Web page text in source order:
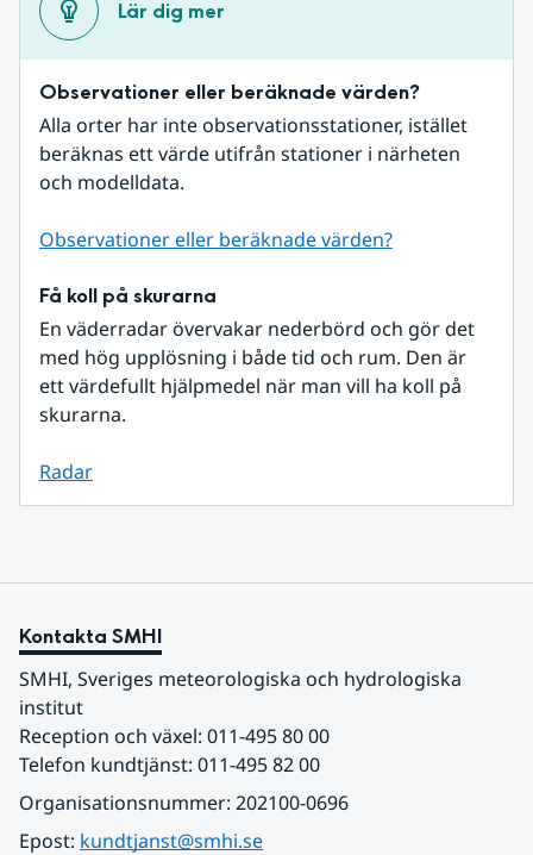
Lär dig mer
Observationer eller beräknade värden?
Alla orter har inte observationsstationer, istället
beräknas ett värde utifrån stationer i närheten
och modelldata.
Observationer eller beräknade värden?
Få koll på skurarna
En väderradar övervakar nederbörd och gör det
med hög upplösning i både tid och rum. Den är
ett värdefullt hjälpmedel när man vill ha koll på
skurarna.
Radar
Kontakta SMHI
SMHI, Sveriges meteorologiska och hydrologiska
institut
Reception och växel: 011-495 80 00
Telefon kundtjänst: 011-495 82 00
Organisationsnummer: 202100-0696
Epost: kundtjanst@smhi.se